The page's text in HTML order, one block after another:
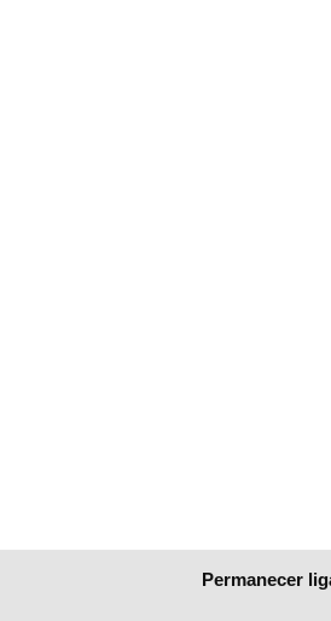
Permanecer